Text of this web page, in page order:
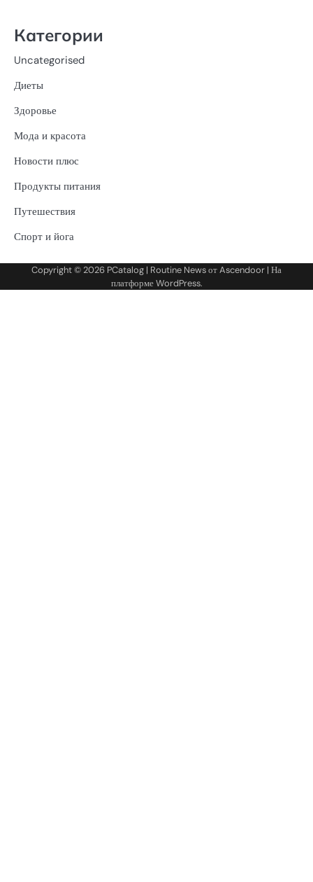
Категории
Uncategorised
Диеты
Здоровье
Мода и красота
Новости плюс
Продукты питания
Путешествия
Спорт и йога
Copyright © 2026 PCatalog | Routine News отAscendoor | На
платформеWordPress.